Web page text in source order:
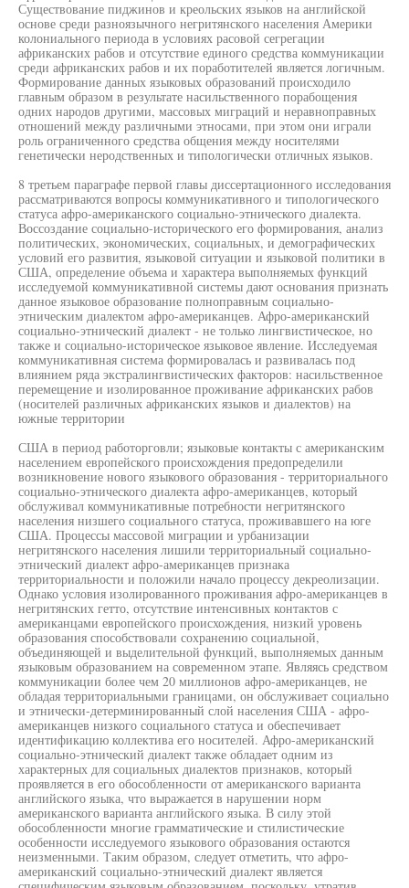
Существование пиджинов и креольских языков на английской
основе среди разноязычного негритянского населения Америки
колониального периода в условиях расовой сегрегации
африканских рабов и отсутствие единого средства коммуникации
среди африканских рабов и их поработителей является логичным.
Формирование данных языковых образований происходило
главным образом в результате насильственного порабощения
одних народов другими, массовых миграций и неравноправных
отношений между различными этносами, при этом они играли
роль ограниченного средства общения между носителями
генетически неродственных и типологически отличных языков.
8 третьем параграфе первой главы диссертационного исследования
рассматриваются вопросы коммуникативного и типологического
статуса афро-американского социально-этнического диалекта.
Воссоздание социально-исторического его формирования, анализ
политических, экономических, социальных, и демографических
условий его развития, языковой ситуации и языковой политики в
США, определение объема и характера выполняемых функций
исследуемой коммуникативной системы дают основания признать
данное языковое образование полноправным социально-
этническим диалектом афро-американцев. Афро-американский
социально-этнический диалект - не только лингвистическое, но
также и социально-историческое языковое явление. Исследуемая
коммуникативная система формировалась и развивалась под
влиянием ряда экстралингвистических факторов: насильственное
перемещение и изолированное проживание африканских рабов
(носителей различных африканских языков и диалектов) на
южные территории
США в период работорговли; языковые контакты с американским
населением европейского происхождения предопределили
возникновение нового языкового образования - территориального
социально-этнического диалекта афро-американцев, который
обслуживал коммуникативные потребности негритянского
населения низшего социального статуса, проживавшего на юге
США. Процессы массовой миграции и урбанизации
негритянского населения лишили территориальный социально-
этнический диалект афро-американцев признака
территориальности и положили начало процессу декреолизации.
Однако условия изолированного проживания афро-американцев в
негритянских гетто, отсутствие интенсивных контактов с
американцами европейского происхождения, низкий уровень
образования способствовали сохранению социальной,
объединяющей и выделительной функций, выполняемых данным
языковым образованием на современном этапе. Являясь средством
коммуникации более чем 20 миллионов афро-американцев, не
обладая территориальными границами, он обслуживает социально
и этнически-детерминированный слой населения США - афро-
американцев низкого социального статуса и обеспечивает
идентификацию коллектива его носителей. Афро-американский
социально-этнический диалект также обладает одним из
характерных для социальных диалектов признаков, который
проявляется в его обособленности от американского варианта
английского языка, что выражается в нарушении норм
американского варианта английского языка. В силу этой
обособленности многие грамматические и стилистические
особенности исследуемого языкового образования остаются
неизменными. Таким образом, следует отметить, что афро-
американский социально-этнический диалект является